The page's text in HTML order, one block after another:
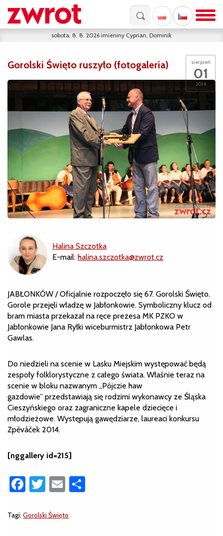
sobota, 8. 8. 2026 imieniny Cyprian, Dominik
sierpień
01
2014
Gorolski Święto ruszyło (fotogaleria)
Halina Szczotka
E-mail: halina.szczotka@zwrot.cz
JABŁONKÓW / Oficjalnie rozpoczęło się 67. Gorolski Święto.
Gorole przejęli władzę w Jabłonkowie. Symboliczny klucz od
bram miasta przekazał na ręce prezesa MK PZKO w
Jabłonkowie Jana Ryłki wiceburmistrz Jabłonkowa Petr
Gawlas.
Do niedzieli na scenie w Lasku Miejskim występować będą
zespoły folklorystyczne z całego świata. Właśnie teraz na
scenie w bloku nazwanym „Pójczie haw
gazdowie” przedstawiają się rodzimi wykonawcy ze Śląska
Cieszyńskiego oraz zagraniczne kapele dziecięce i
młodzieżowe. Występują gawędziarze, laureaci konkursu
Zpěváček 2014.
[nggallery id=215]
Facebook
Twitter
Email
Tagi: Gorolski Święto